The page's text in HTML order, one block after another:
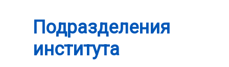
Подразделения
института